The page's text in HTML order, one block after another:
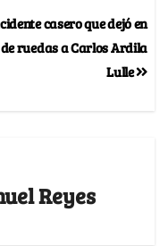
casero que dejó en
ruedas a Carlos Ardila
Lulle
Reyes